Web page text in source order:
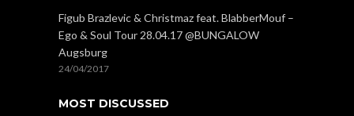
Figub Brazlevic & Christmaz feat. BlabberMouf –
Ego & Soul Tour 28.04.17 @BUNGALOW
Augsburg
24/04/2017
MOST DISCUSSED